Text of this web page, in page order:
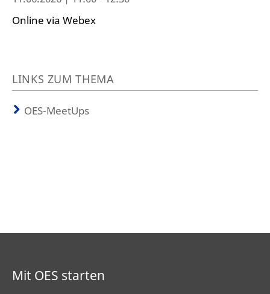
Online via Webex
LINKS ZUM THEMA
OES-MeetUps
Mit OES starten